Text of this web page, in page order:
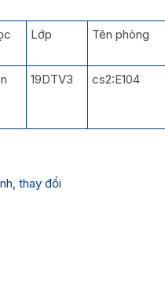
Lớp Tên phòng
19DTV3 cs2:E104
thay đổi